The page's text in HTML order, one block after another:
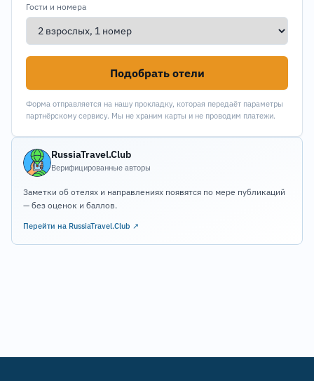
Гости и номера
Подобрать отели
Форма отправляется на нашу прокладку, которая передаёт параметры
партнёрскому сервису. Мы не храним карты и не проводим платежи.
RussiaTravel.Club
Верифицированные авторы
Заметки об отелях и направлениях появятся по мере публикаций
— без оценок и баллов.
Перейти на RussiaTravel.Club ↗